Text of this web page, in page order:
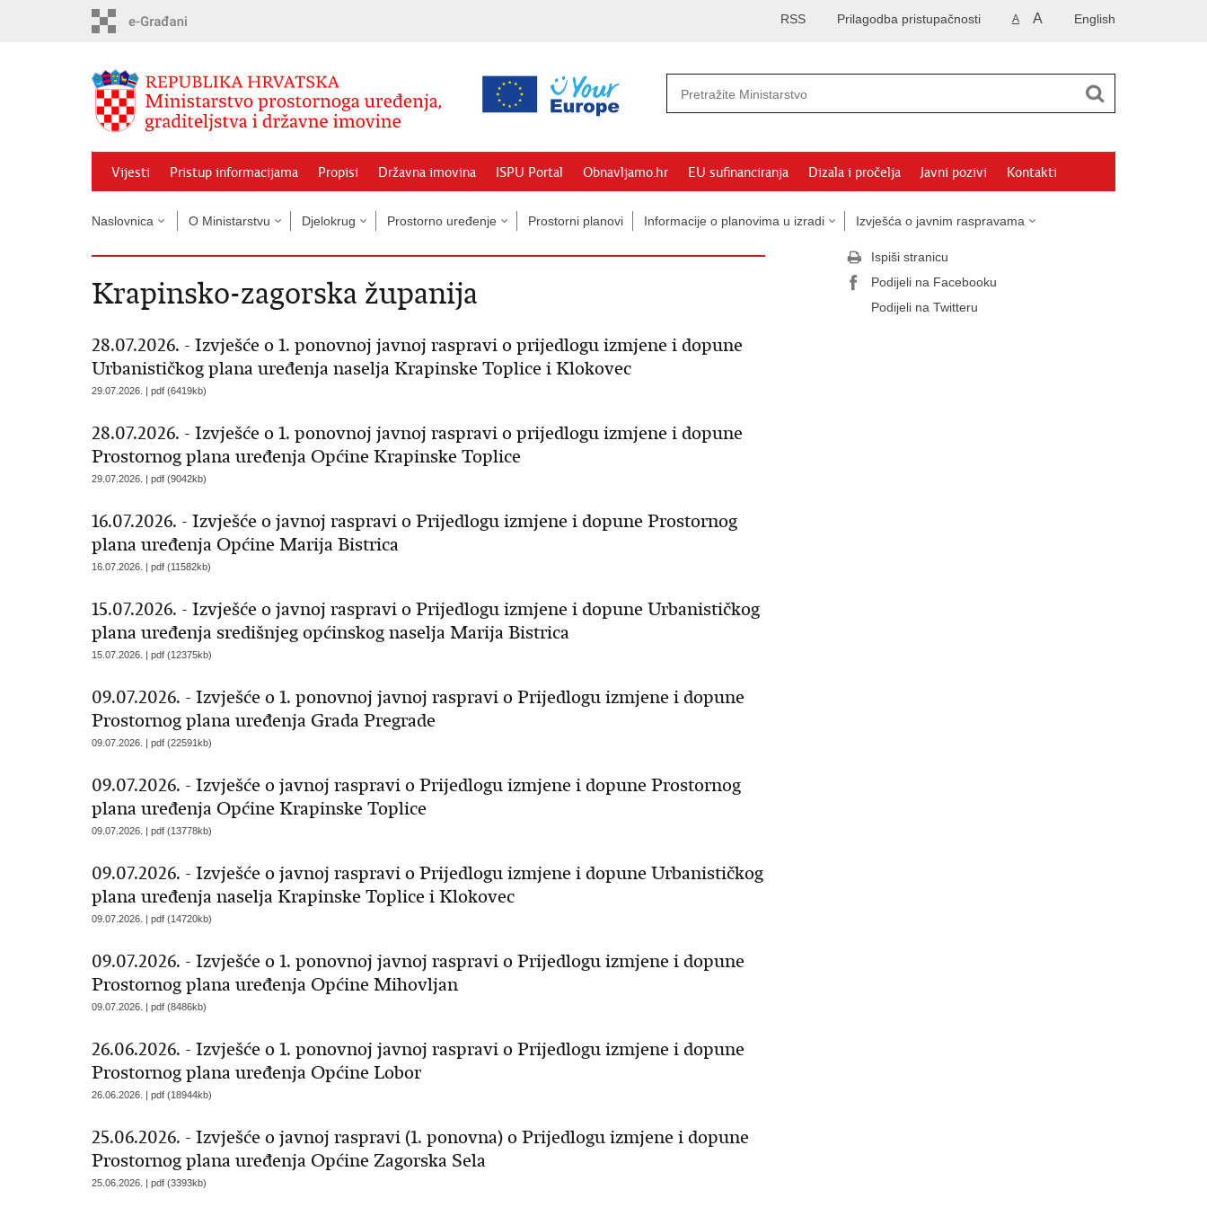
English
A A
Prilagodba pristupačnosti
RSS
Vijesti Pristup informacijama Propisi Državna imovina ISPU Portal Obnavljamo.hr EU sufinanciranja Dizala i pročelja Javni pozivi Kontakti
Naslovnica O Ministarstvu Djelokrug Prostorno uređenje Prostorni planovi Informacije o planovima u izradi Izvješća o javnim raspravama
Krapinsko-zagorska županija
28.07.2026. - Izvješće o 1. ponovnoj javnoj raspravi o prijedlogu izmjene i dopune
Urbanističkog plana uređenja naselja Krapinske Toplice i Klokovec
29.07.2026. | pdf (6419kb)
28.07.2026. - Izvješće o 1. ponovnoj javnoj raspravi o prijedlogu izmjene i dopune
Prostornog plana uređenja Općine Krapinske Toplice
29.07.2026. | pdf (9042kb)
16.07.2026. - Izvješće o javnoj raspravi o Prijedlogu izmjene i dopune Prostornog
plana uređenja Općine Marija Bistrica
16.07.2026. | pdf (11582kb)
15.07.2026. - Izvješće o javnoj raspravi o Prijedlogu izmjene i dopune Urbanističkog
plana uređenja središnjeg općinskog naselja Marija Bistrica
15.07.2026. | pdf (12375kb)
09.07.2026. - Izvješće o 1. ponovnoj javnoj raspravi o Prijedlogu izmjene i dopune
Prostornog plana uređenja Grada Pregrade
09.07.2026. | pdf (22591kb)
09.07.2026. - Izvješće o javnoj raspravi o Prijedlogu izmjene i dopune Prostornog
plana uređenja Općine Krapinske Toplice
09.07.2026. | pdf (13778kb)
09.07.2026. - Izvješće o javnoj raspravi o Prijedlogu izmjene i dopune Urbanističkog
plana uređenja naselja Krapinske Toplice i Klokovec
09.07.2026. | pdf (14720kb)
09.07.2026. - Izvješće o 1. ponovnoj javnoj raspravi o Prijedlogu izmjene i dopune
Prostornog plana uređenja Općine Mihovljan
09.07.2026. | pdf (8486kb)
26.06.2026. - Izvješće o 1. ponovnoj javnoj raspravi o Prijedlogu izmjene i dopune
Prostornog plana uređenja Općine Lobor
26.06.2026. | pdf (18944kb)
25.06.2026. - Izvješće o javnoj raspravi (1. ponovna) o Prijedlogu izmjene i dopune
Prostornog plana uređenja Općine Zagorska Sela
25.06.2026. | pdf (3393kb)
Ispiši stranicu
Podijeli na Facebooku
Podijeli na Twitteru